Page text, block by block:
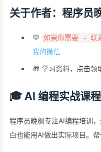
关于作者：程序员
💬 如果你需要 - 联
我的微信
🎁 学习资料，点击领
🎓 AI 编程实战课程
程序员晚枫专注AI编程培训
白也能用AI做出实际项目。帮